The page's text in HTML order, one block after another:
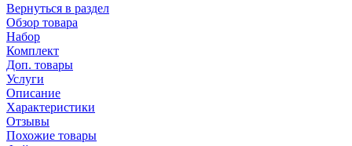
Вернуться в раздел
Обзор товара
Набор
Комплект
Доп. товары
Услуги
Описание
Характеристики
Отзывы
Похожие товары